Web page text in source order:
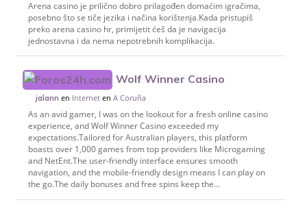
Arena casino je prilično dobro prilagođen domaćim igračima,
posebno što se tiče jezika i načina korištenja.Kada pristupiš
preko arena casino hr, primijetit ćeš da je navigacija
jednostavna i da nema nepotrebnih komplikacija.
Wolf Winner Casino
jalann en Internet enA Coruña
As an avid gamer, I was on the lookout for a fresh online casino
experience, and Wolf Winner Casino exceeded my
expectations.Tailored for Australian players, this platform
boasts over 1,000 games from top providers like Microgaming
and NetEnt.The user-friendly interface ensures smooth
navigation, and the mobile-friendly design means I can play on
the go.The daily bonuses and free spins keep the...